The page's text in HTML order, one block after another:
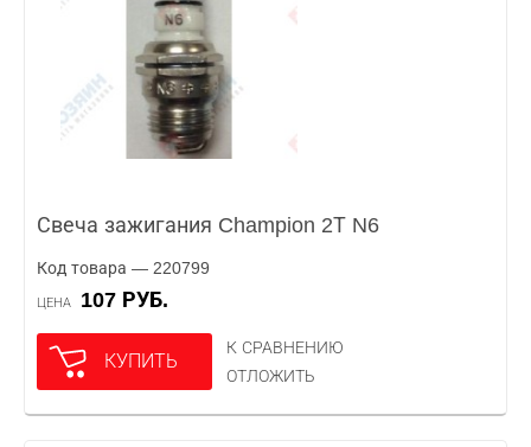
Свеча зажигания Champion 2Т N6
Код товара — 220799
ЦЕНА 107 РУБ.
КУПИТЬ
К СРАВНЕНИЮ
ОТЛОЖИТЬ